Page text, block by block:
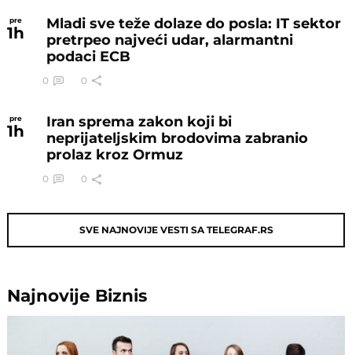
pre
1h
Mladi sve teže dolaze do posla: IT sektor
pretrpeo najveći udar, alarmantni
podaci ECB
0 0
pre
1h
Iran sprema zakon koji bi
neprijateljskim brodovima zabranio
prolaz kroz Ormuz
0 0
SVE NAJNOVIJE VESTI SA TELEGRAF.RS
Najnovije Biznis